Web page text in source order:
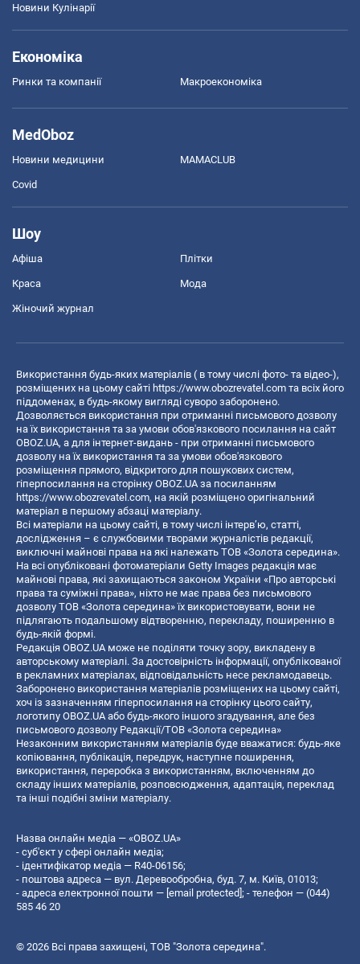
Новини Кулінарії
Економіка
Ринки та компанії Макроекономіка
MedOboz
Новини медицини MAMACLUB
Covid
Шоу
Афіша Плітки
Краса Мода
Жіночий журнал
Використання будь-яких матеріалів ( в тому числі фото- та відео-),
розміщених на цьому сайті https://www.obozrevatel.com та всіх його
піддоменах, в будь-якому вигляді суворо заборонено.
Дозволяється використання при отриманні письмового дозволу
на їх використання та за умови обов'язкового посилання на сайт
OBOZ.UA, а для інтернет-видань - при отриманні письмового
дозволу на їх використання та за умови обов'язкового
розміщення прямого, відкритого для пошукових систем,
гіперпосилання на сторінку OBOZ.UA за посиланням
https://www.obozrevatel.com, на якій розміщено оригінальний
матеріал в першому абзаці матеріалу.
Всі матеріали на цьому сайті, в тому числі інтерв’ю, статті,
дослідження – є службовими творами журналістів редакції,
виключні майнові права на які належать ТОВ «Золота середина».
На всі опубліковані фотоматеріали Getty Images редакція має
майнові права, які захищаються законом України «Про авторські
права та суміжні права», ніхто не має права без письмового
дозволу ТОВ «Золота середина» їх використовувати, вони не
підлягають подальшому відтворенню, перекладу, поширенню в
будь-якій формі.
Редакція OBOZ.UA може не поділяти точку зору, викладену в
авторському матеріалі. За достовірність інформації, опублікованої
в рекламних матеріалах, відповідальність несе рекламодавець.
Заборонено використання матеріалів розміщених на цьому сайті,
хоч із зазначенням гіперпосилання на сторінку цього сайту,
логотипу OBOZ.UA або будь-якого іншого згадування, але без
письмового дозволу Редакції/ТОВ «Золота середина»
Незаконним використанням матеріалів буде вважатися: будь-яке
копiювання, публiкацiя, передрук, наступне поширення,
використання, переробка з використанням, включенням до
складу інших матеріалів, розповсюдження, адаптація, переклад
та інші подібні зміни матеріалу.
Назва онлайн медіа — «OBOZ.UA»
- суб'єкт у сфері онлайн медіа;
- ідентифікатор медіа — R40-06156;
- поштова адреса — вул. Деревообробна, буд. 7, м. Київ, 01013;
- адреса електронної пошти — [email protected] ; - телефон — (044)
585 46 20
© 2026 Всі права захищені, ТОВ "Золота середина".